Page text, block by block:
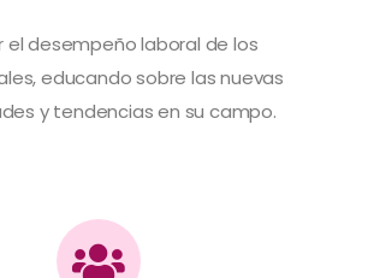
el desempeño laboral de los
educando sobre las nuevas
y tendencias en su campo.